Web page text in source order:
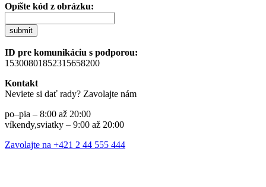
Opíšte kód z obrázku:
submit
ID pre komunikáciu s podporou:
15300801852315658200
Kontakt
Neviete si dať rady? Zavolajte nám
po–pia – 8:00 až 20:00
víkendy,sviatky – 9:00 až 20:00
Zavolajte na +421 2 44 555 444